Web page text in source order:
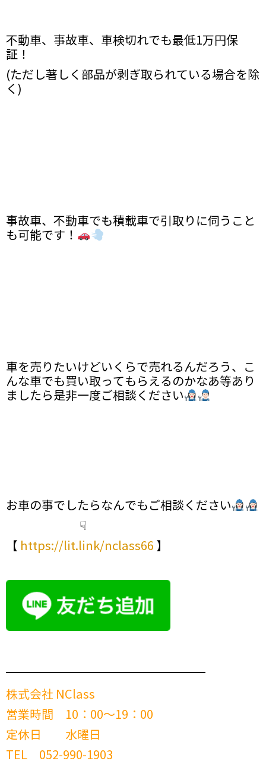
不動車、事故車、車検切れでも最低1万円保
証！
(ただし著しく部品が剥ぎ取られている場合を除
く)
事故車、不動車でも積載車で引取りに伺うこと
も可能です！
車を売りたいけどいくらで売れるんだろう、こ
んな車でも買い取ってもらえるのかなあ等あり
ましたら是非一度ご相談ください
お車の事でしたらなんでもご相談ください
☟
【 https://lit.link/nclass66 】
━━━━━━━━━━━━━━━━━━━━━━━━
株式会社 NClass
営業時間 10：00～19：00
定休日 水曜日
TEL 052-990-1903